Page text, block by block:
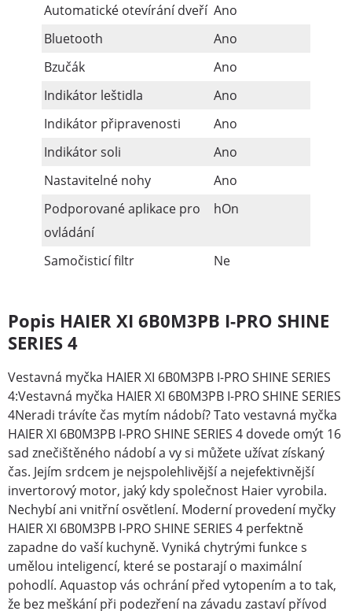
Automatické otevírání dveří Ano
Bluetooth
Ano
Bzučák
Ano
Indikátor leštidla
Ano
Indikátor připravenosti
Ano
Indikátor soli
Ano
Nastavitelné nohy
Ano
Podporované aplikace pro
ovládání
hOn
Samočisticí filtr Ne
Popis HAIER XI 6B0M3PB I-PRO SHINE
SERIES 4
Vestavná myčka HAIER XI 6B0M3PB I-PRO SHINE SERIES
4:Vestavná myčka HAIER XI 6B0M3PB I-PRO SHINE SERIES
4Neradi trávíte čas mytím nádobí? Tato vestavná myčka
HAIER XI 6B0M3PB I-PRO SHINE SERIES 4 dovede omýt 16
sad znečištěného nádobí a vy si můžete užívat získaný
čas. Jejím srdcem je nejspolehlivější a nejefektivnější
invertorový motor, jaký kdy společnost Haier vyrobila.
Nechybí ani vnitřní osvětlení. Moderní provedení myčky
HAIER XI 6B0M3PB I-PRO SHINE SERIES 4 perfektně
zapadne do vaší kuchyně. Vyniká chytrými funkce s
umělou inteligencí, které se postarají o maximální
pohodlí. Aquastop vás ochrání před vytopením a to tak,
že bez meškání při podezření na závadu zastaví přívod